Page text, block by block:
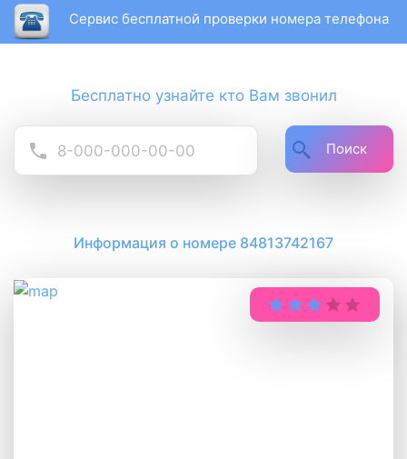
Сервис бесплатной проверки номера телефона
Бесплатно узнайте кто Вам звонил
Поиск
Информация о номере 84813742167